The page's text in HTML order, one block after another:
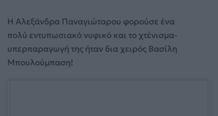
Η Αλεξάνδρα Παναγιώταρου φορούσε ένα
πολύ εντυπωσιακό νυφικό και το χτένισμα-
υπερπαραγωγή της ήταν δια χειρός Βασίλη
Μπουλούμπαση!